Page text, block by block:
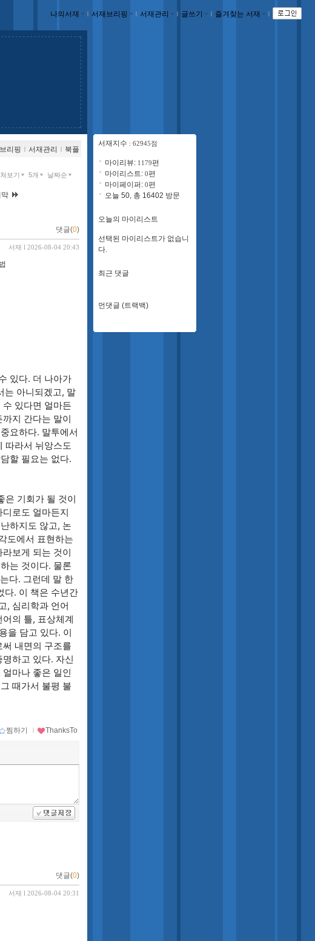
나의서재 ｌ 서재브리핑 ｌ 서재관리 ｌ 글쓰기 ｌ 즐겨찾는 서재 ｌ
리핑 ｌ 서재관리 ｌ 북플
보기 5개 날짜순
막
댓글(0)
서재 l 2026-08-04 20:43
있다. 더 나아가
는 아니되겠고, 말
있다면 얼마든
지 간다는 말이
요하다. 말투에서
따라서 뉘앙스도
할 필요는 없다.
은 기회가 될 것이
로도 얼마든지
하지도 않고, 논
도에서 표현하는
보게 되는 것이
는 것이다. 물론
다. 그런데 말 한
다. 이 책은 수년간
, 심리학과 언어
의 틀, 표상체계
을 담고 있다. 이
내면의 구조를
하고 있다. 자신
마나 좋은 일인
때가서 불평 불
찜하기 ｌ ThanksTo
댓글(0)
서재 l 2026-08-04 20:31
서재지수 : 62945점
마이리뷰: 1179편
마이리스트: 0편
마이페이퍼: 0편
오늘 50, 총 16402 방문
오늘의 마이리스트
선택된 마이리스트가 없습니
다.
최근 댓글
먼댓글 (트랙백)